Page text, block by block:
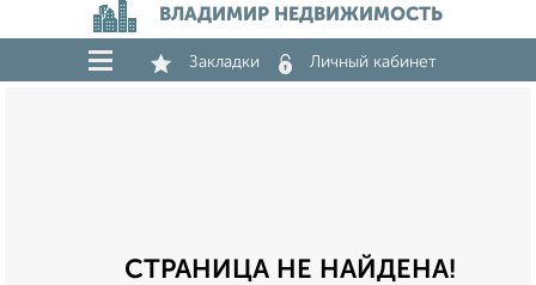
ВЛАДИМИР НЕДВИЖИМОСТЬ
Закладки Личный кабинет
СТРАНИЦА НЕ НАЙДЕНА!